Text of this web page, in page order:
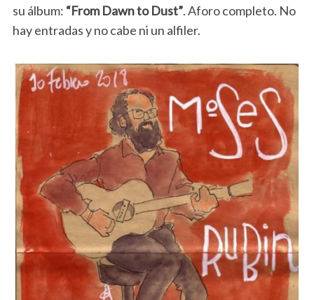
su álbum: “From Dawn to Dust”. Aforo completo. No
hay entradas y no cabe ni un alfiler.